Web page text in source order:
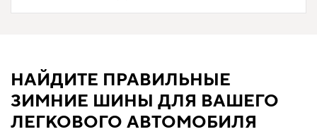
НАЙДИТЕ ПРАВИЛЬНЫЕ
ЗИМНИЕ ШИНЫ ДЛЯ ВАШЕГО
ЛЕГКОВОГО АВТОМОБИЛЯ